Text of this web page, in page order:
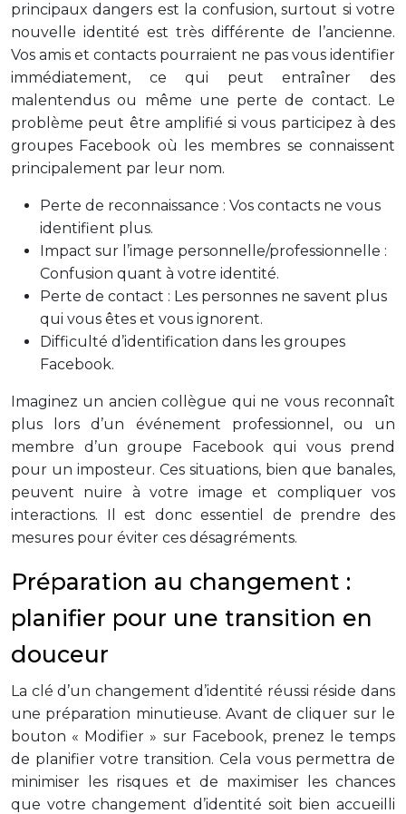
principaux dangers est la confusion, surtout si votre
nouvelle identité est très différente de l’ancienne.
Vos amis et contacts pourraient ne pas vous identifier
immédiatement, ce qui peut entraîner des
malentendus ou même une perte de contact. Le
problème peut être amplifié si vous participez à des
groupes Facebook où les membres se connaissent
principalement par leur nom.
Perte de reconnaissance : Vos contacts ne vous
identifient plus.
Impact sur l’image personnelle/professionnelle :
Confusion quant à votre identité.
Perte de contact : Les personnes ne savent plus
qui vous êtes et vous ignorent.
Difficulté d’identification dans les groupes
Facebook.
Imaginez un ancien collègue qui ne vous reconnaît
plus lors d’un événement professionnel, ou un
membre d’un groupe Facebook qui vous prend
pour un imposteur. Ces situations, bien que banales,
peuvent nuire à votre image et compliquer vos
interactions. Il est donc essentiel de prendre des
mesures pour éviter ces désagréments.
Préparation au changement :
planifier pour une transition en
douceur
La clé d’un changement d’identité réussi réside dans
une préparation minutieuse. Avant de cliquer sur le
bouton « Modifier » sur Facebook, prenez le temps
de planifier votre transition. Cela vous permettra de
minimiser les risques et de maximiser les chances
que votre changement d’identité soit bien accueilli